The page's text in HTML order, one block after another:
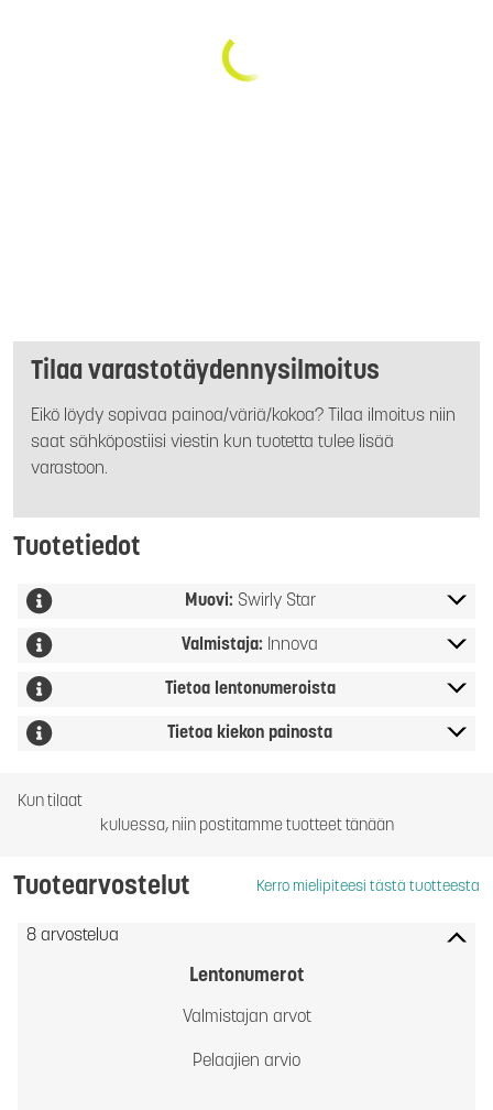
Tilaa varastotäydennysilmoitus
Eikö löydy sopivaa painoa/väriä/kokoa? Tilaa ilmoitus niin
saat sähköpostiisi viestin kun tuotetta tulee lisää
varastoon.
Tuotetiedot
Muovi: Swirly Star
Valmistaja: Innova
Tietoa lentonumeroista
Tietoa kiekon painosta
Kun tilaat
kuluessa, niin postitamme tuotteet tänään
Tuotearvostelut Kerro mielipiteesi tästä tuotteesta
8 arvostelua
Lentonumerot
Valmistajan arvot
Pelaajien arvio